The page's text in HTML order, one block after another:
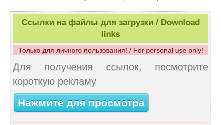
Ссылки на файлы для загрузки / Download
links
Только для личного пользования! / For personal use only!
Для получения ссылок, посмотрите
короткую рекламу
Нажмите для просмотра